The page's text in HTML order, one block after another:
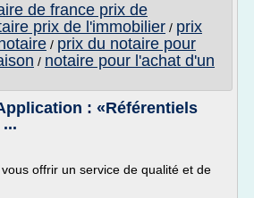
de france prix de
prix de l'immobilier / prix
/ prix du notaire pour
/ notaire pour l'achat d'un
: «Référentiels
offrir un service de qualité et de